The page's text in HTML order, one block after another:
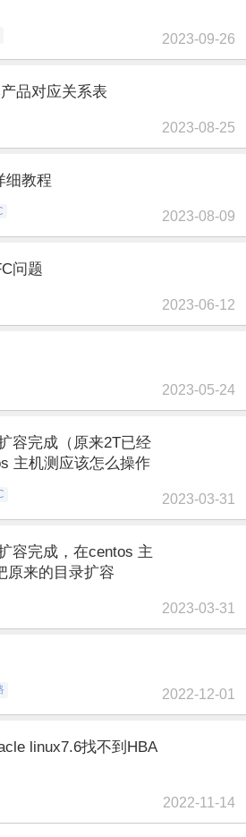
2023-09-26
品对应关系表
2023-08-25
细教程
2023-08-09
问题
2023-06-12
2023-05-24
容完成（原来2T已经
主机测应该怎么操作
2023-03-31
容完成，在centos 主
原来的目录扩容
2023-03-31
2022-12-01
linux7.6找不到HBA
2022-11-14